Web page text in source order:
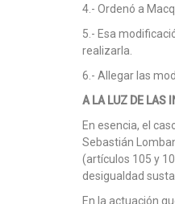
4.- Ordenó a
5.- Esa
realizarla.
6.- Allegar las
A LA LUZ DE LAS
En esencia, el
Sebastián
(artículos 105 y
desigualdad
En la actuación